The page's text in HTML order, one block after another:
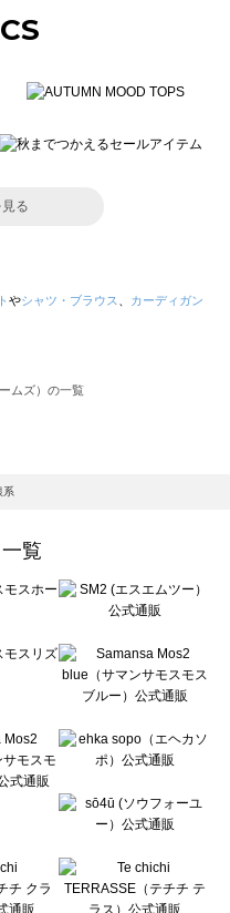
る
やシャツ・ブラウス
カーディガン
ムズ）の一覧
ンサモスモス）の一覧
）の一覧
系
覧